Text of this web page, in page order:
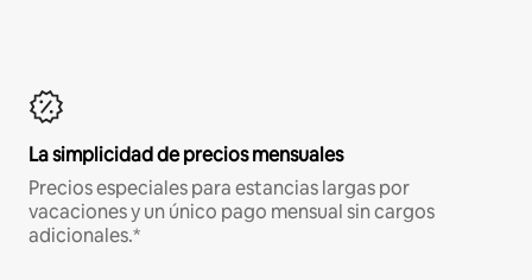
La simplicidad de precios mensuales
Precios especiales para estancias largas por
vacaciones y un único pago mensual sin cargos
adicionales.*